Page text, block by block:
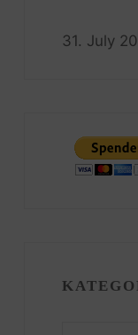
31. July